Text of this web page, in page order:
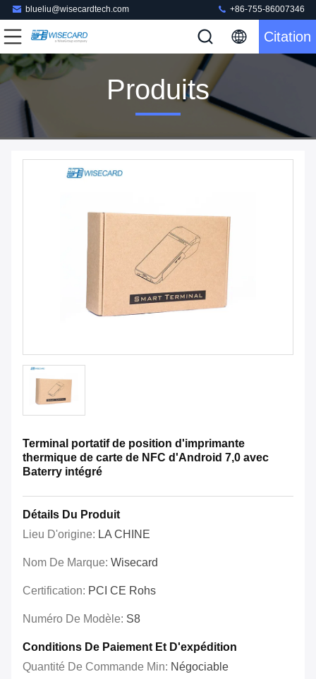
blueliu@wisecardtech.com +86-755-86007346
Citation
Produits
Terminal portatif de position d'imprimante
thermique de carte de NFC d'Android 7,0 avec
Baterry intégré
Détails Du Produit
Lieu D'origine: LA CHINE
Nom De Marque: Wisecard
Certification: PCI CE Rohs
Numéro De Modèle: S8
Conditions De Paiement Et D'expédition
Quantité De Commande Min: Négociable